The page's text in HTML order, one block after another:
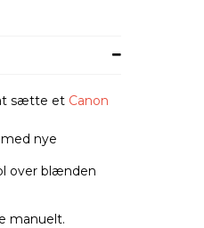
sætte et Canon
nye
over blænden
manuelt.